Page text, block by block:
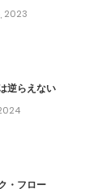
2023
逆らえない
・フロー